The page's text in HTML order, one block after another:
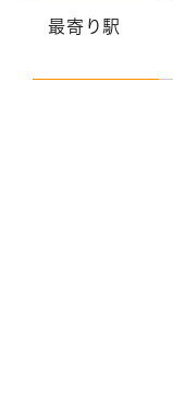
最寄り駅